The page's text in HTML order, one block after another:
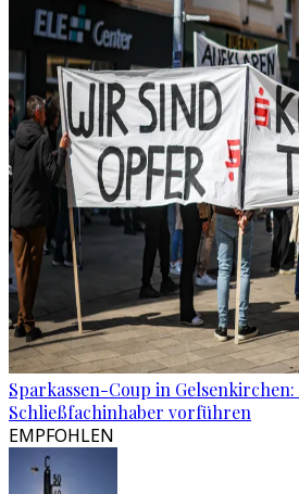
Sparkassen-Coup in
Schließfachinhaber vorführen
EMPFOHLEN